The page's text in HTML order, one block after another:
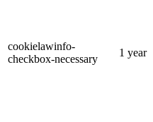
cookielawinfo-
checkbox-necessary
1 year